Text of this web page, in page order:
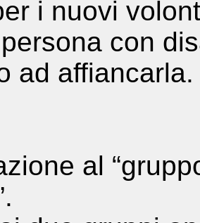
i nuovi
con
ad affiancarla.
al